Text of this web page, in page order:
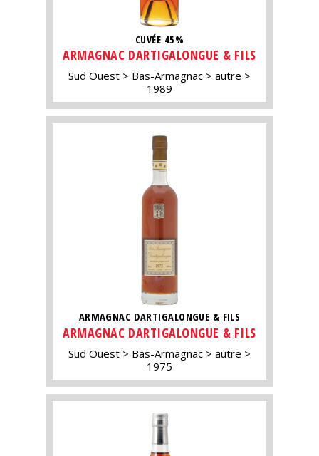
CUVÉE 45%
ARMAGNAC DARTIGALONGUE & FILS
Sud Ouest Bas-Armagnac
autre
1989
ARMAGNAC DARTIGALONGUE & FILS
ARMAGNAC DARTIGALONGUE & FILS
Sud Ouest Bas-Armagnac
autre
1975